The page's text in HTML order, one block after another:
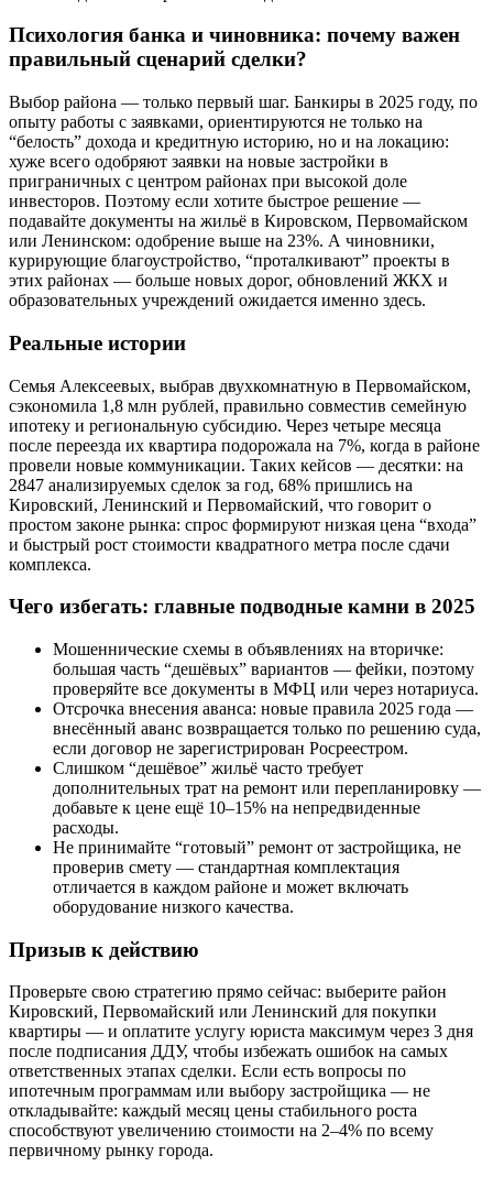
Психология банка и чиновника: почему важен
правильный сценарий сделки?
Выбор района — только первый шаг. Банкиры в 2025 году, по
опыту работы с заявками, ориентируются не только на
“белость” дохода и кредитную историю, но и на локацию:
хуже всего одобряют заявки на новые застройки в
приграничных с центром районах при высокой доле
инвесторов. Поэтому если хотите быстрое решение —
подавайте документы на жильё в Кировском, Первомайском
или Ленинском: одобрение выше на 23%. А чиновники,
курирующие благоустройство, “проталкивают” проекты в
этих районах — больше новых дорог, обновлений ЖКХ и
образовательных учреждений ожидается именно здесь.
Реальные истории
Семья Алексеевых, выбрав двухкомнатную в Первомайском,
сэкономила 1,8 млн рублей, правильно совместив семейную
ипотеку и региональную субсидию. Через четыре месяца
после переезда их квартира подорожала на 7%, когда в районе
провели новые коммуникации. Таких кейсов — десятки: на
2847 анализируемых сделок за год, 68% пришлись на
Кировский, Ленинский и Первомайский, что говорит о
простом законе рынка: спрос формируют низкая цена “входа”
и быстрый рост стоимости квадратного метра после сдачи
комплекса.
Чего избегать: главные подводные камни в 2025
Мошеннические схемы в объявлениях на вторичке:
большая часть “дешёвых” вариантов — фейки, поэтому
проверяйте все документы в МФЦ или через нотариуса.
Отсрочка внесения аванса: новые правила 2025 года —
внесённый аванс возвращается только по решению суда,
если договор не зарегистрирован Росреестром.
Слишком “дешёвое” жильё часто требует
дополнительных трат на ремонт или перепланировку —
добавьте к цене ещё 10–15% на непредвиденные
расходы.
Не принимайте “готовый” ремонт от застройщика, не
проверив смету — стандартная комплектация
отличается в каждом районе и может включать
оборудование низкого качества.
Призыв к действию
Проверьте свою стратегию прямо сейчас: выберите район
Кировский, Первомайский или Ленинский для покупки
квартиры — и оплатите услугу юриста максимум через 3 дня
после подписания ДДУ, чтобы избежать ошибок на самых
ответственных этапах сделки. Если есть вопросы по
ипотечным программам или выбору застройщика — не
откладывайте: каждый месяц цены стабильного роста
способствуют увеличению стоимости на 2–4% по всему
первичному рынку города.